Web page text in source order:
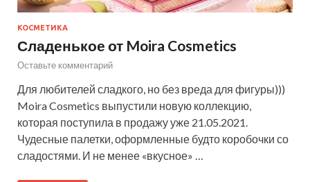
КОСМЕТИКА
Сладенькое от Moira Cosmetics
Оставьте комментарий
Для любителей сладкого, но без вреда для фигуры)))
Moira Cosmetics выпустили новую коллекцию,
которая поступила в продажу уже 21.05.2021.
Чудесные палетки, оформленные будто коробочки со
сладостями. И не менее «вкусное» …